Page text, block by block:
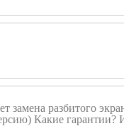
замена разбитого
Какие гарантии?